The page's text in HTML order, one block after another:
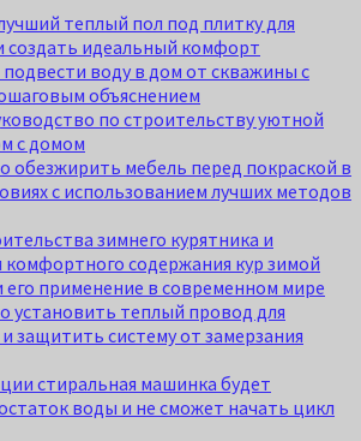
теплый пол под плитку для
создать идеальный комфорт
воду в дом от скважины с
объяснением
по строительству уютной
с домом
обезжирить мебель перед покраской в
с использованием лучших методов
зимнего курятника и
комфортного содержания кур зимой
применение в современном мире
установить теплый провод для
защитить систему от замерзания
стиральная машинка будет
воды и не сможет начать цикл